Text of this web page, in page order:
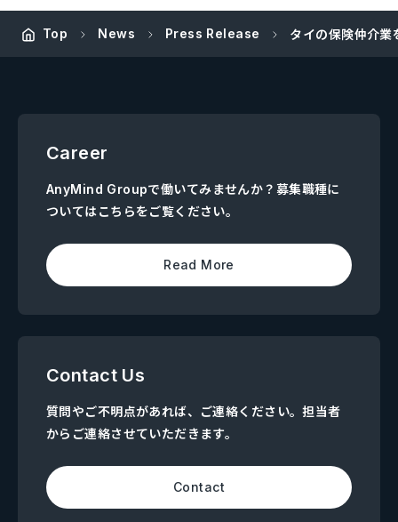
Top News Press Release タイの保険仲介
Career
AnyMind Groupで働いてみませんか？募集職種に
ついてはこちらをご覧ください。
Read More
Contact Us
質問やご不明点があれば、ご連絡ください。担当者
からご連絡させていただきます。
Contact